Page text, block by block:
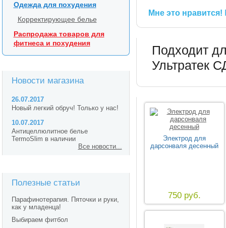
Мне это нравится!
Подходит
Ультратек
Электрод для
дарсонваля десенный
750 руб.
Одежда для похудения
Корректирующее белье
Распродажа товаров для
фитнеса и похудения
Новости магазина
26.07.2017
Новый легкий обруч! Только у нас!
10.07.2017
Антицеллюлитное белье
TermoSlim в наличии
Все новости...
Полезные статьи
Парафинотерапия. Пяточки и руки,
как у младенца!
Выбираем фитбол